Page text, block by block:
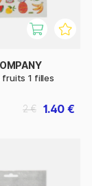
fruits 1 filles
1.40 €
2 €